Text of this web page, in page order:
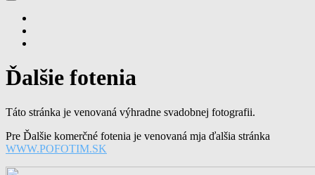
Ďalšie fotenia
Táto stránka je venovaná výhradne svadobnej fotografii.
Pre Ďalšie komerčné fotenia je venovaná mja ďalšia stránka
WWW.POFOTIM.SK